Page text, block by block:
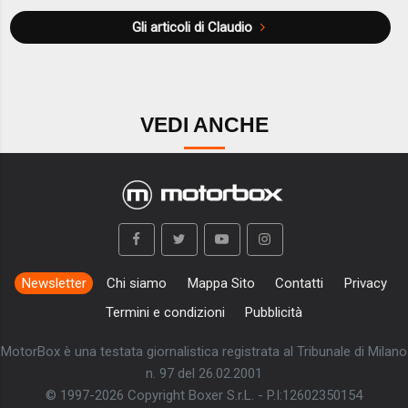
Gli articoli di Claudio
VEDI ANCHE
Newsletter Chi siamo Mappa Sito Contatti
Privacy
Termini e condizioni
Pubblicità
MotorBox è una testata giornalistica registrata al Tribunale di Milano
n. 97 del 26.02.2001
© 1997-2026 Copyright Boxer S.r.L. - P.I:12602350154